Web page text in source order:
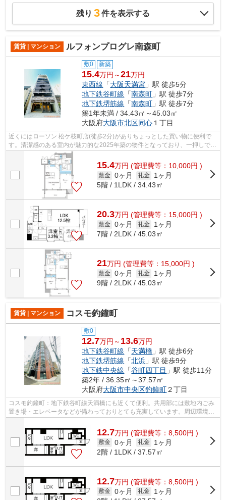
残り 3件を表示する
賃貸 | マンション ルフォンプログレ南森町
敷0 新築
15.4万円～21万円
東西線 「大阪天満宮 」駅 徒歩5分
地下鉄谷町線 「南森町 」駅 徒歩7分
地下鉄堺筋線 「南森町 」駅 徒歩7分
築1年未満 / 34.43㎡～45.03㎡
大阪府大阪市北区同心 １丁目
近くにはローソン 松ケ枝町店(徒歩2分)がありちょっとした買い物に便利で
す。清潔感のある室内が魅力的な2025年築の物件となっており、一押しで
す。駅から徒歩5分というアクセス良好な...
15.4万円 (管理費等：10,000円 )
敷金 0ヶ月 礼金
1ヶ月
5階 / 1LDK / 34.43㎡
20.3万円 (管理費等：15,000円 )
敷金 0ヶ月 礼金
1ヶ月
7階 / 2LDK / 45.03㎡
21万円 (管理費等：15,000円 )
敷金 0ヶ月 礼金
1ヶ月
9階 / 2LDK / 45.03㎡
賃貸 | マンション コスモ釣鐘町
敷0
12.7万円～ 13.6万円
地下鉄谷町線 「天満橋 」駅 徒歩6分
地下鉄堺筋線 「北浜 」駅 徒歩9分
地下鉄中央線 「谷町四丁目 」駅 徒歩11分
築2年 / 36.35㎡～37.57㎡
大阪府大阪市中央区釣鐘町２丁目
コスモ釣鐘町：地下鉄谷町線天満橋にも近くて便利。共用部には敷地内ごみ
置き場・エレベータなどが備わっておりとても充実しています。周辺環境も
12.7万円 (管理費等：8,500円 )
敷金 0ヶ月 礼金
1ヶ月
2階 / 1LDK / 37.57㎡
12.7万円 (管理費等：8,500円 )
敷金 0ヶ月 礼金
1ヶ月